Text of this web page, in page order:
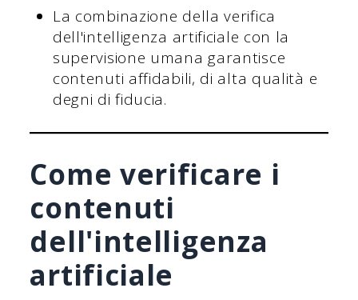
La combinazione della verifica
dell'intelligenza artificiale con la
supervisione umana garantisce
contenuti affidabili, di alta qualità e
degni di fiducia.
Come verificare i
contenuti
dell'intelligenza
artificiale